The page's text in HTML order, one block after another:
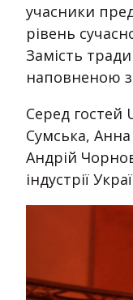
учасники
рівень
Замість
наповненою
Серед гостей
Сумська,
Андрій
індустрії